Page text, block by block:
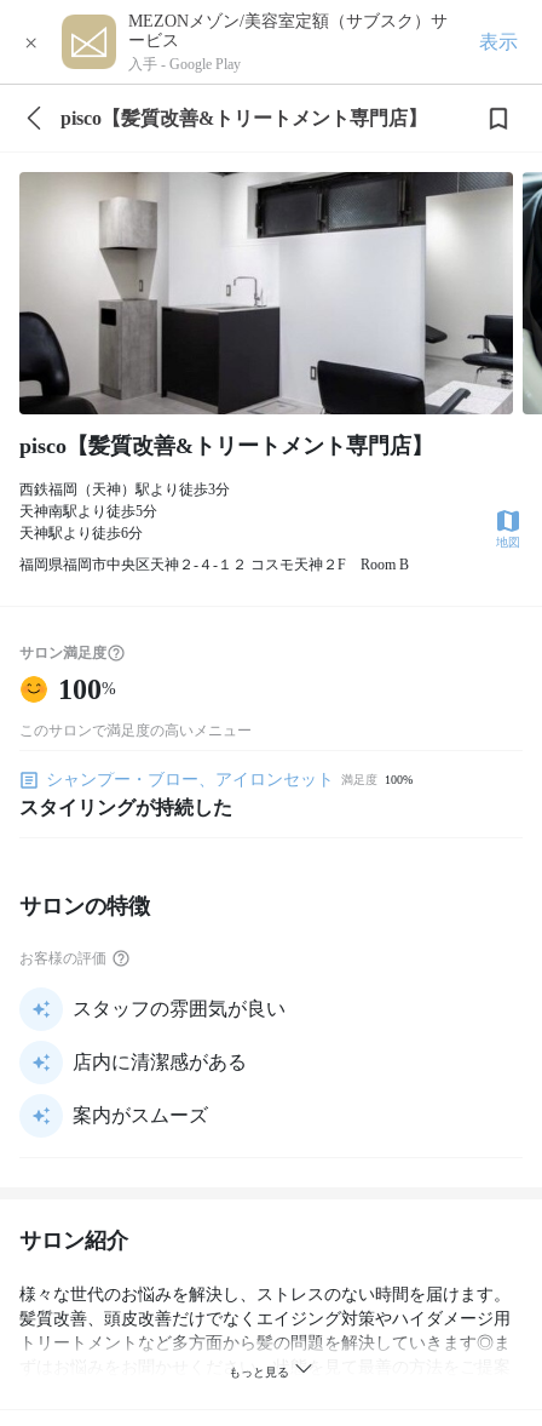
×
MEZONメゾン/美容室定額（サブスク）サ
ービス
入手 - Google Play
表示
pisco【髪質改善&トリートメント専門店】
pisco【髪質改善&トリートメント専門店】
西鉄福岡（天神）駅より徒歩3分
天神南駅より徒歩5分
天神駅より徒歩6分
福岡県福岡市中央区天神２-４-１２ コスモ天神２F Room B
地図
サロン満足度
100%
このサロンで満足度の高いメニュー
シャンプー・ブロー、アイロンセット 満足度 100%
スタイリングが持続した
サロンの特徴
お客様の評価
スタッフの雰囲気が良い
店内に清潔感がある
案内がスムーズ
サロン紹介
様々な世代のお悩みを解決し、ストレスのない時間を届けます。
髪質改善、頭皮改善だけでなくエイジング対策やハイダメージ用
トリートメントなど多方面から髪の問題を解決していきます◎ま
ずはお悩みをお聞かせください。状態を見て最善の方法をご提案